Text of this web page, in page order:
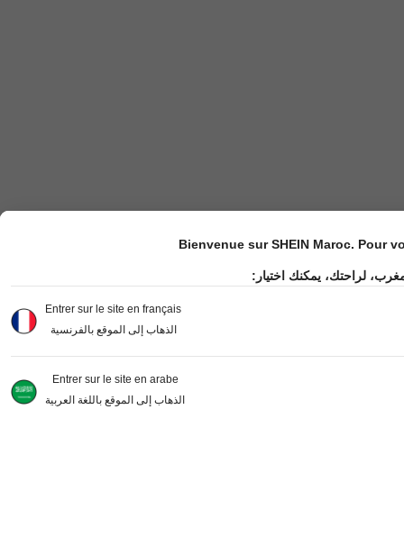
Bienvenue sur SHEIN Maroc. Pour
لراحتك، يمكنك اختيار:
Entrer sur le site en français
الذهاب إلى الموقع بالفرنسية
Entrer sur le site en arabe
الذهاب إلى الموقع باللغة العربية